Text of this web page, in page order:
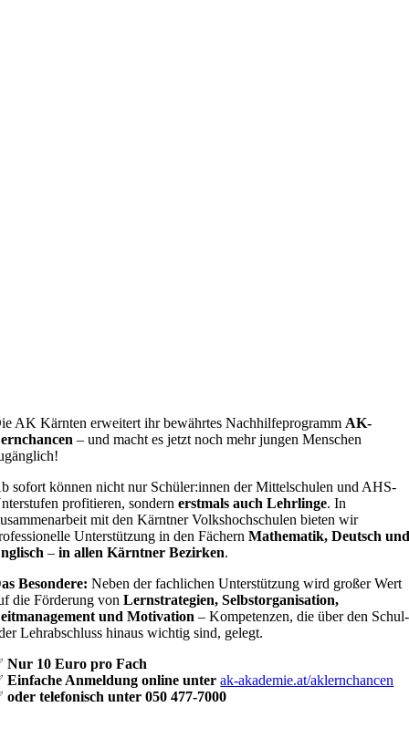
AK Kärnten erweitert ihr bewährtes Nachhilfeprogramm AK-
– und macht es jetzt noch mehr jungen Menschen
sofort können nicht nur Schüler:innen der Mittelschulen und AHS-
profitieren, sondernerstmals auch Lehrlinge. In
mit den Kärntner Volkshochschulen bieten wir
Unterstützung in den FächernMathematik, Deutsch
–in allen Kärntner Bezirken.
Besondere: Neben der fachlichen Unterstützung wird großer Wert
die Förderung vonLernstrategien, Selbstorganisation,
und Motivation – Kompetenzen, die über den Schul-
Lehrabschluss hinaus wichtig sind, gelegt.
Nur 10 Euro pro Fach
Einfache Anmeldung online unter ak-akademie.at/aklernchancen
oder telefonisch unter 050 477-7000